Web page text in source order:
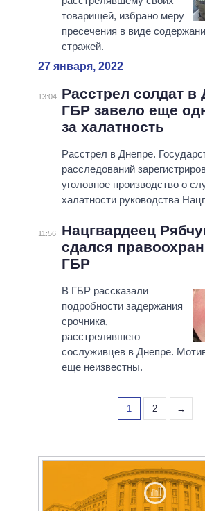
товарищей, избрано меру
пресечения в виде
стражей.
27 января, 2022
13:04
Расстрел солдат в
ГБР завело еще
за халатность
Расстрел в Днепре.
расследований
уголовное производство о
халатности руководства
11:56
Нацгвардеец
сдался
ГБР
В ГБР рассказали
подробности задержания
срочника,
расстрелявшего
сослуживцев в Днепре.
еще неизвестны.
1 2 →